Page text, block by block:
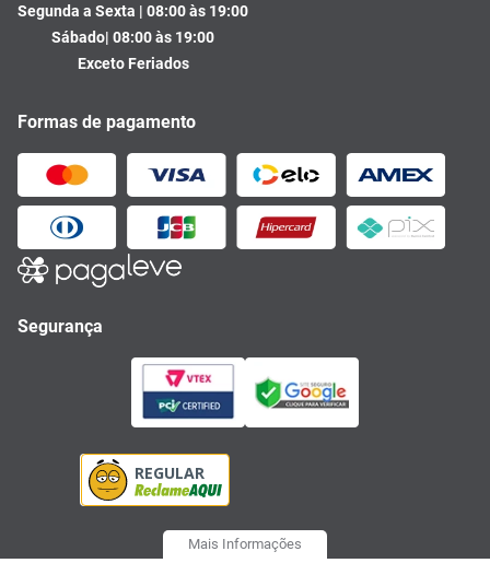
Segunda a Sexta | 08:00 às 19:00
Sábado| 08:00 às 19:00
Exceto Feriados
Formas de pagamento
Segurança
Mais Informações